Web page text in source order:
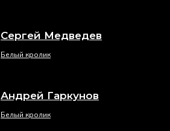
Сергей Медведев
Белый кролик
Андрей Гаркунов
Белый кролик